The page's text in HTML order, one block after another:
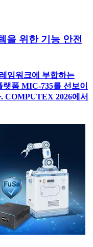
을 위한 기능 안전
임워크에 부합하는
폼 MIC-735를 선보이
COMPUTEX 2026에서